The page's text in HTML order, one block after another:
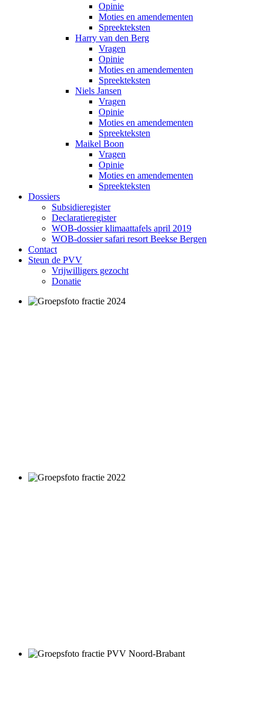
Opinie
Moties en amendementen
Spreekteksten
Harry van den Berg
Vragen
Opinie
Moties en amendementen
Spreekteksten
Niels Jansen
Vragen
Opinie
Moties en amendementen
Spreekteksten
Maikel Boon
Vragen
Opinie
Moties en amendementen
Spreekteksten
Dossiers
Subsidieregister
Declaratieregister
WOB-dossier klimaattafels april 2019
WOB-dossier safari resort Beekse Bergen
Contact
Steun de PVV
Vrijwilligers gezocht
Donatie